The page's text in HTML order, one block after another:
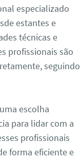
especializado
estantes e
técnicas e
profissionais são
seguindo
escolha
para lidar com a
profissionais
forma eficiente e